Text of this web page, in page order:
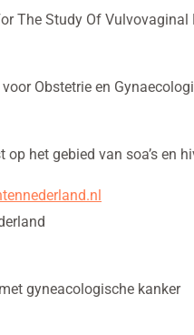
The Study Of Vulvovaginal
Obstetrie en
het gebied van soa’s en
gyneacologische kanker